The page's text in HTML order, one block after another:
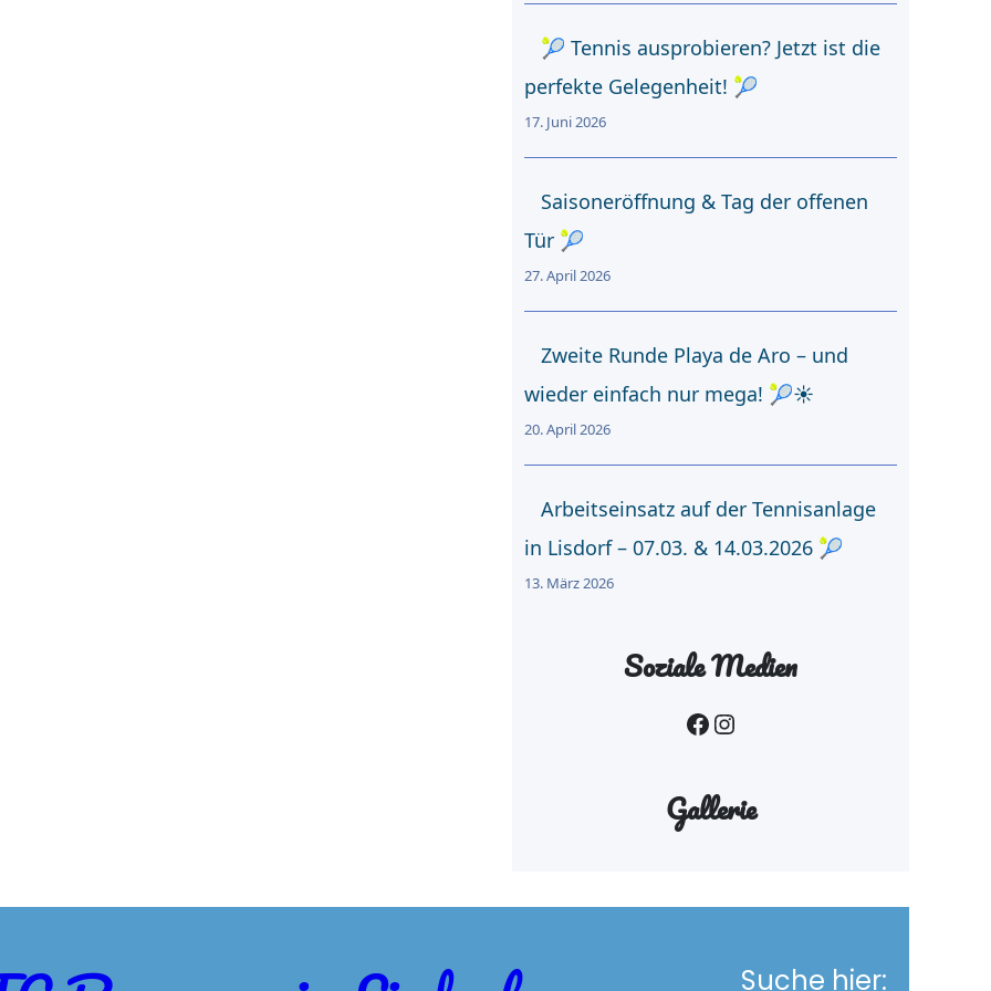
🎾 Tennis ausprobieren? Jetzt ist die
perfekte Gelegenheit! 🎾
17. Juni 2026
Saisoneröffnung & Tag der offenen
Tür 🎾
27. April 2026
Zweite Runde Playa de Aro – und
wieder einfach nur mega! 🎾☀️
20. April 2026
Arbeitseinsatz auf der Tennisanlage
in Lisdorf – 07.03. & 14.03.2026 🎾
13. März 2026
Soziale Medien
Facebook Instagram
Gallerie
Suche hier: